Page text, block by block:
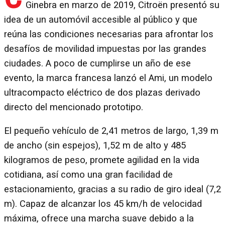
Ginebra en marzo de 2019, Citroën presentó su
idea de un automóvil accesible al público y que
reúna las condiciones necesarias para afrontar los
desafíos de movilidad impuestas por las grandes
ciudades. A poco de cumplirse un año de ese
evento, la marca francesa lanzó el Ami, un modelo
ultracompacto eléctrico de dos plazas derivado
directo del mencionado prototipo.
El pequeño vehículo de 2,41 metros de largo, 1,39 m
de ancho (sin espejos), 1,52 m de alto y 485
kilogramos de peso, promete agilidad en la vida
cotidiana, así como una gran facilidad de
estacionamiento, gracias a su radio de giro ideal (7,2
m). Capaz de alcanzar los 45 km/h de velocidad
máxima, ofrece una marcha suave debido a la